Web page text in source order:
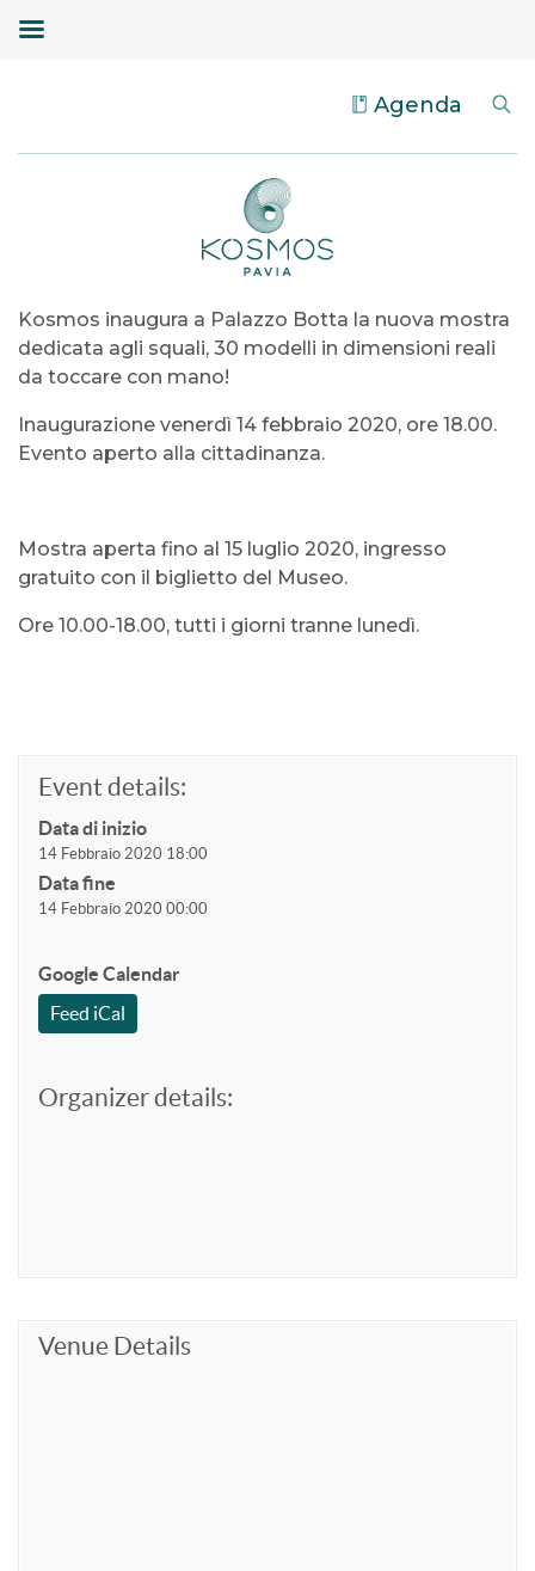
Agenda
Kosmos inaugura a Palazzo Botta la nuova mostra
dedicata agli squali, 30 modelli in dimensioni reali
da toccare con mano!
Inaugurazione venerdì 14 febbraio 2020, ore 18.00.
Evento aperto alla cittadinanza.
Mostra aperta fino al 15 luglio 2020, ingresso
gratuito con il biglietto del Museo.
Ore 10.00-18.00, tutti i giorni tranne lunedì.
Event details:
Data di inizio
14 Febbraio 2020 18:00
Data fine
14 Febbraio 2020 00:00
Google Calendar
Feed iCal
Organizer details:
Venue Details